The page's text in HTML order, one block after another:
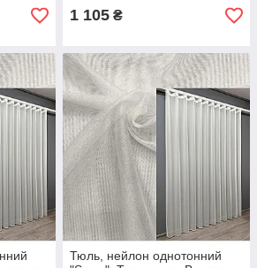
1 105 ₴
Тюль, нейлон однотонний